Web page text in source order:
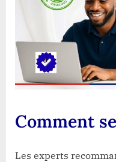
Comment
Les experts